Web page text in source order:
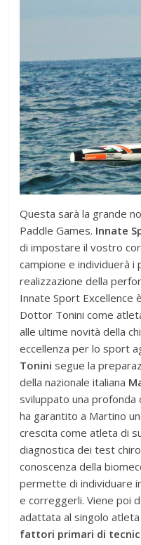
Questa sarà la grande
Paddle Games. Innate
di impostare il vostro
campione e individuerà i
realizzazione della
Innate Sport Excellence
Dottor Tonini come
alle ultime novità della
eccellenza per lo sport
Tonini segue la
della nazionale italiana
sviluppato una
ha garantito a Martino
crescita come atleta di
diagnostica dei test
conoscenza della
permette di individuare
e correggerli. Viene poi
adattata al singolo
fattori primari di